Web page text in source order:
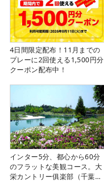
4日間限定配布！11月までの
プレーに2回使える1,500円分
クーポン配布中！
インター5分、都心から60分
のフラットな美観コース。大
栄カントリー俱楽部（千葉